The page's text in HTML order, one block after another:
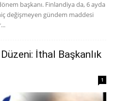
başkanı. Finlandiya da, 6 ayda
değişmeyen gündem maddesi
İthal Başkanlık
1